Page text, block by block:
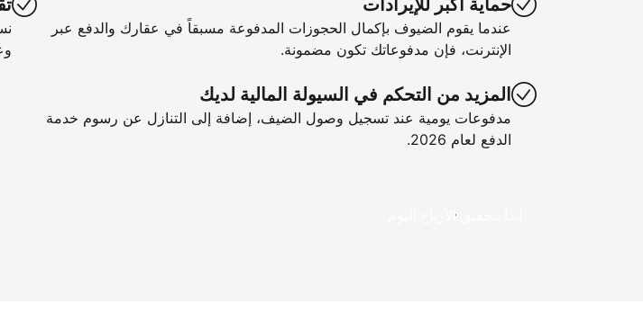
حماية أكبر للإيرادات
عندما يقوم الضيوف بإكمال الحجوزات المدفوعة مسبقاً في عقارك والدفع عبر
الإنترنت، فإن مدفوعاتك تكون مضمونة.
المزيد من التحكم في السيولة المالية لديك
مدفوعات يومية عند تسجيل وصول الضيف، إضافة إلى التنازل عن رسوم خدمة
الدفع لعام 2026.
ابدأ بتحقيق الأرباح اليوم